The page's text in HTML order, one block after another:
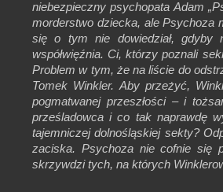
niebezpieczny psychopata Adam
morderstwo dziecka, ale Psychoza
się o tym nie dowiedział, gdyby
współwięźnia. Ci, którzy poznali
Problem w tym, że na liście do
Tomek Winkler. Aby przeżyć,
pogmatwanej przeszłości – i
prześladowca i co tak naprawdę
tajemniczej dolnośląskiej sekty?
zaciska. Psychoza nie cofnie się
skrzywdzi tych, na których